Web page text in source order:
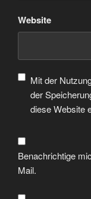
Website
Mit der
der
diese Website
Benachrichtige
Mail.